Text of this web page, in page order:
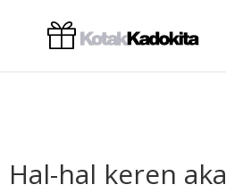
Hal-hal keren